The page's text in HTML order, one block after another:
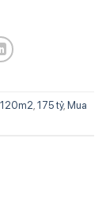
120m2 175 tỷ, Mua